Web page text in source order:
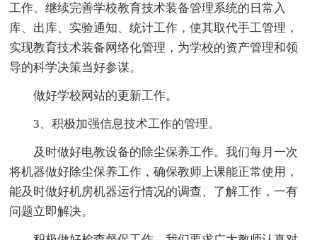
工作。继续完善学校教育技术装备管理系统的日常入
库、出库、实验通知、统计工作，使其取代手工管理，
实现教育技术装备网络化管理，为学校的资产管理和领
导的科学决策当好参谋。
做好学校网站的更新工作。
3、积极加强信息技术工作的管理。
及时做好电教设备的除尘保养工作。我们每月一次
将机器做好除尘保养工作，确保教师上课能正常使用，
能及时做好机房机器运行情况的调查、了解工作，一有
问题立即解决。